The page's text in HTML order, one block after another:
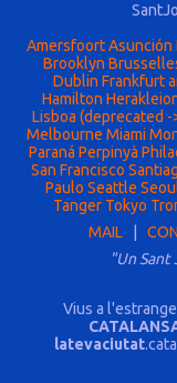
AmersfoortAsunción
Brooklyn
Dublin Frankfurt
Hamilton
Lisboa (deprecated -
Melbourne Miami
Paraná Perpinyà
San Francisco
Paulo Seattle
Tanger Tokyo
MAIL
"Un Sant
Vius a
latevaciutat